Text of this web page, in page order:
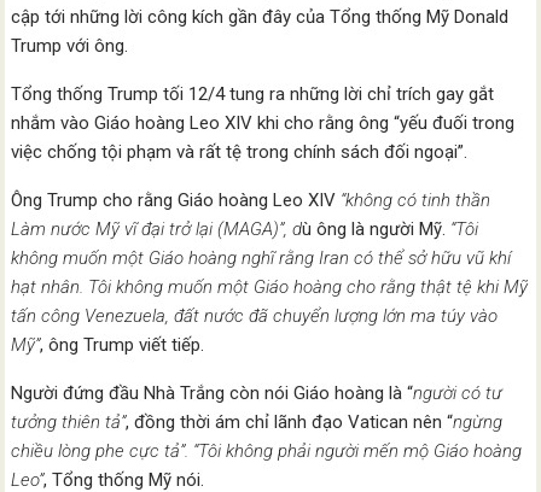
cập tới những lời công kích gần đây của Tổng thống Mỹ Donald
Trump với ông.
Tổng thống Trump tối 12/4 tung ra những lời chỉ trích gay gắt
nhắm vào Giáo hoàng Leo XIV khi cho rằng ông “yếu đuối trong
việc chống tội phạm và rất tệ trong chính sách đối ngoại”.
Ông Trump cho rằng Giáo hoàng Leo XIV “không có tinh thần
Làm nước Mỹ vĩ đại trở lại (MAGA)”, dù ông là người Mỹ. “Tôi
không muốn một Giáo hoàng nghĩ rằng Iran có thể sở hữu vũ khí
hạt nhân. Tôi không muốn một Giáo hoàng cho rằng thật tệ khi Mỹ
tấn công Venezuela, đất nước đã chuyển lượng lớn ma túy vào
Mỹ”, ông Trump viết tiếp.
Người đứng đầu Nhà Trắng còn nói Giáo hoàng là “người có tư
tưởng thiên tả”, đồng thời ám chỉ lãnh đạo Vatican nên “ngừng
chiều lòng phe cực tả”. “Tôi không phải người mến mộ Giáo hoàng
Leo”, Tổng thống Mỹ nói.